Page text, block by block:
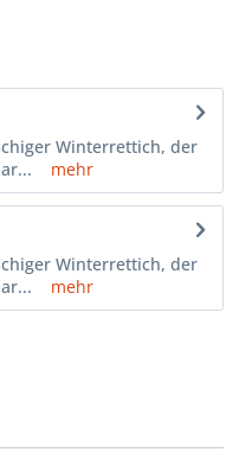
Winterrettich, der
mehr
Winterrettich, der
mehr